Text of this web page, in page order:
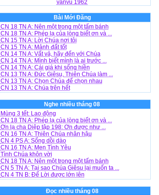
vanvu 1962
Bài Mới Đăng
CN 18 TN A: Nên một trong một tấm bánh
CN 18 TN A: Phép lạ của lòng biết ơn và ...
CN 15 TN A: Lời Chúa nơi tôi
CN 15 TN A: Mảnh đất tốt
CN 14 TN A: Vất vả, hãy đến với Chúa
CN 14 TN A: Mình biết mình là ai trước ...
CN 14 TN A: Cái giá khi sống hiền
CN 13 TN A: Đức Giêsu, Thiên Chúa làm ...
CN 13 TN A: Chọn Chúa để chọn nhau
CN 13 TN A: Chúa trên hết
Nghe nhiều tháng 08
Mùng 3 tết: Lao động
CN 18 TN A: Phép lạ của lòng biết ơn và ...
Ơn lạ cha Diệp tập 198: Ơn được như ...
CN 16 TN A: Thiên Chúa nhân hậu
CN 4 PS A: Sống dồi dào
CN 16 TN A: Men Tình Yêu
Tình Chúa khôn vời
CN 18 TN A: Nên một trong một tấm bánh
CN 5 TN A: Tại sao Chúa Giêsu lại muốn ta ...
CN 4 TN B: Để Lời được lớn lên
Đọc nhiều tháng 08